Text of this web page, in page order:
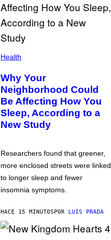
Health
Why Your
Neighborhood Could
Be Affecting How You
Sleep, According to a
New Study
Researchers found that greener,
more enclosed streets were linked
to longer sleep and fewer
insomnia symptoms.
HACE 15 MINUTOSPOR LUIS PRADA